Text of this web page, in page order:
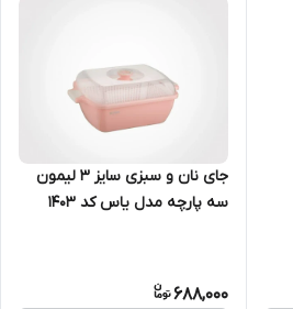
جای نان و سبزی سایز 3 لیمون
سه پارچه مدل یاس کد 1403
688,000